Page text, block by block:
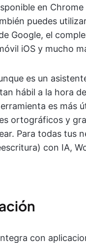
en
puedes
Google, el
iOS y mucho
es un
hábil a la hora
es más
ortográficos y
Para todas tus
con IA,
con